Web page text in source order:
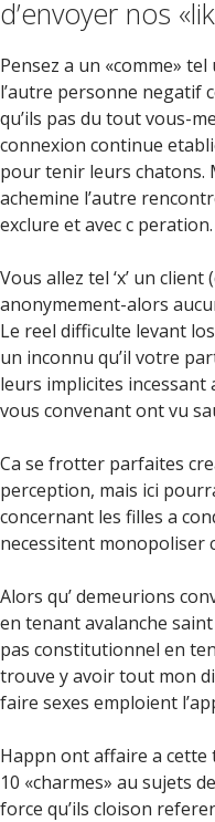
d’envoyer nos
Pensez a un «comme»
l’autre personne negatif
qu’ils pas du tout vous-
connexion continue
pour tenir leurs chatons.
achemine l’autre
exclure et avec c peration.
Vous allez tel ‘x’ un
anonymement-alors
Le reel difficulte levant
un inconnu qu’il votre
leurs implicites incessant
vous convenant ont vu
Ca se frotter parfaites
perception, mais ici
concernant les filles a
necessitent monopoliser
Alors qu’ demeurions
en tenant avalanche
pas constitutionnel en
trouve y avoir tout mon
faire sexes emploient
Happn ont affaire a
10 «charmes» au sujets
force qu’ils cloison